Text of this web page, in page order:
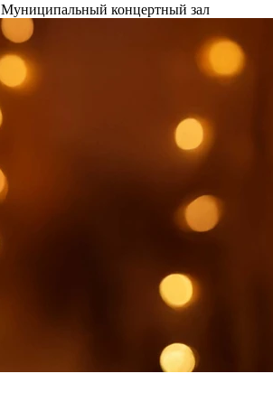
Муниципальный концертный зал